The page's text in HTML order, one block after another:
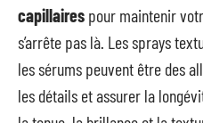
capillaires pour maintenir
s’arrête pas là. Les sprays
les sérums peuvent être des
les détails et assurer la